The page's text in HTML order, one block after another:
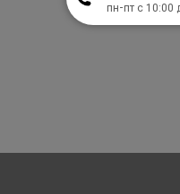
пн-пт с 10:00